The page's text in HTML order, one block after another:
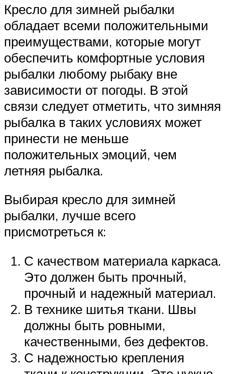
Кресло для зимней рыбалки
обладает всеми положительными
преимуществами, которые могут
обеспечить комфортные условия
рыбалки любому рыбаку вне
зависимости от погоды. В этой
связи следует отметить, что зимняя
рыбалка в таких условиях может
принести не меньше
положительных эмоций, чем
летняя рыбалка.
Выбирая кресло для зимней
рыбалки, лучше всего
присмотреться к:
С качеством материала каркаса.
Это должен быть прочный,
прочный и надежный материал.
В технике шитья ткани. Швы
должны быть ровными,
качественными, без дефектов.
С надежностью крепления